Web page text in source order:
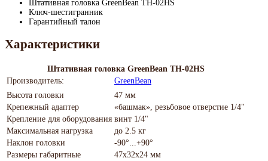
Штативная головка GreenBean TH-02HS
Ключ-шестигранник
Гарантийный талон
Характеристики
Штативная головка GreenBean TH-02HS
Производитель:
GreenBean
Высота головки
47 мм
Крепежный адаптер
«башмак», резьбовое отверстие 1/4"
Крепление для оборудования винт 1/4"
Максимальная нагрузка
до 2.5 кг
Наклон головки
-90°...+90°
Размеры габаритные
47х32х24 мм